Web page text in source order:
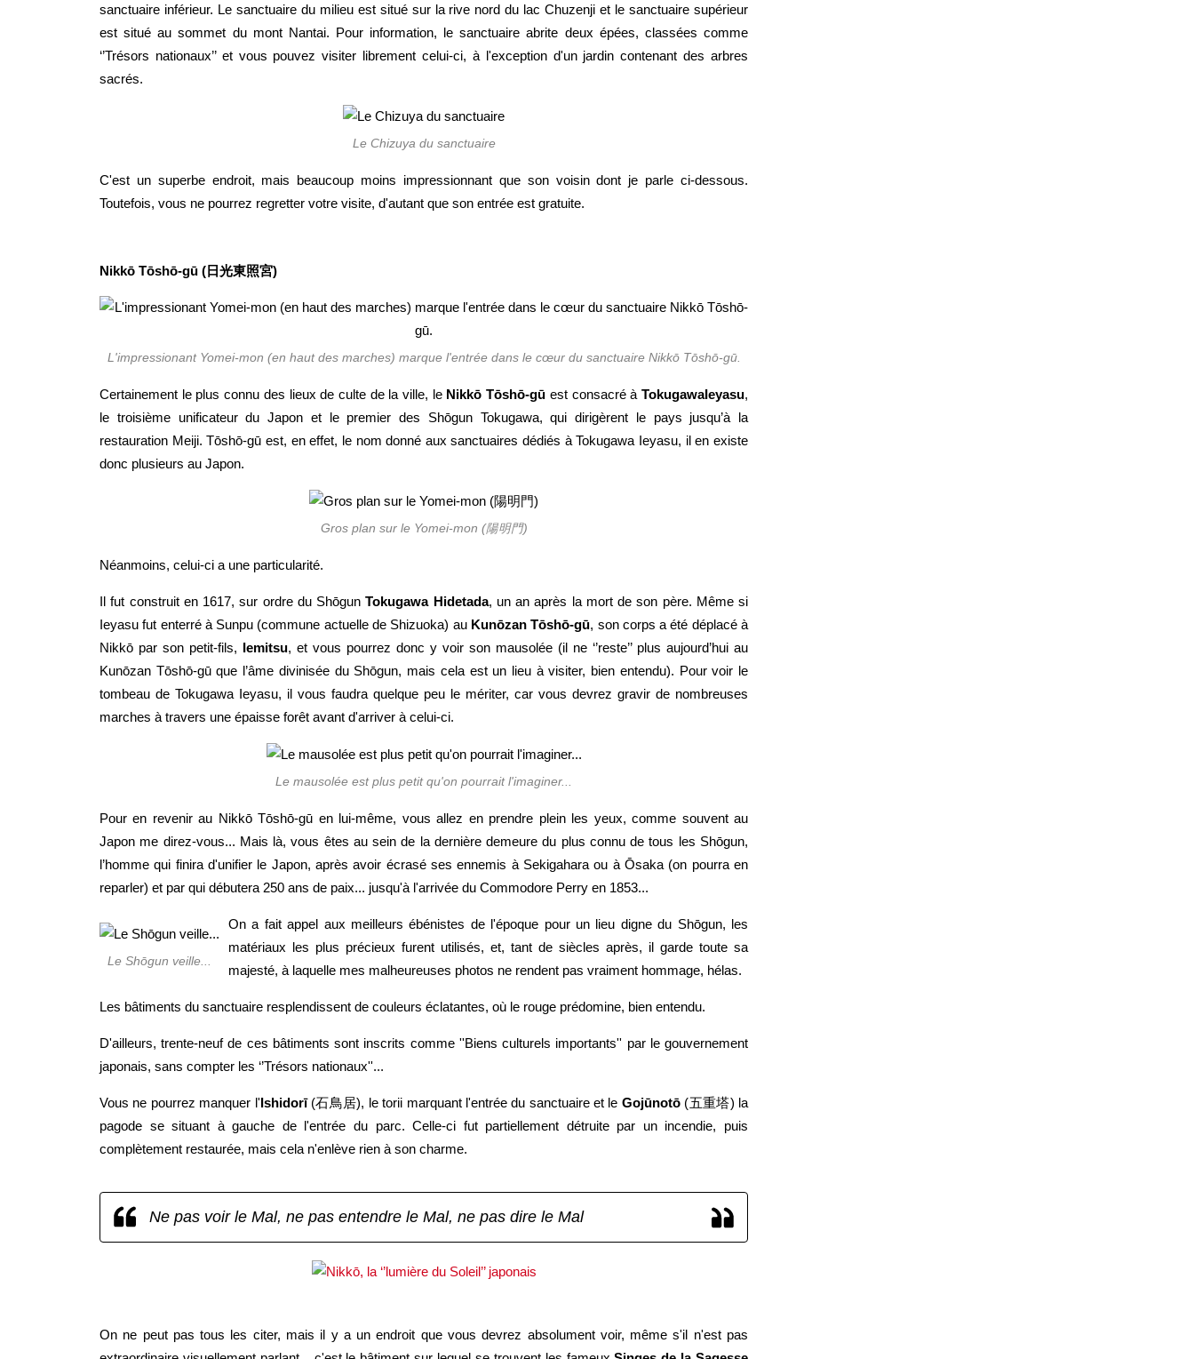
sanctuaire inférieur. Le sanctuaire du milieu est situé sur la rive nord du lac Chuzenji et le sanctuaire supérieur
est situé au sommet du mont Nantai. Pour information, le sanctuaire abrite deux épées, classées comme
‘’Trésors nationaux’’ et vous pouvez visiter librement celui-ci, à l'exception d'un jardin contenant des arbres
sacrés.
Le Chizuya du sanctuaire
C'est un superbe endroit, mais beaucoup moins impressionnant que son voisin dont je parle ci-dessous.
Toutefois, vous ne pourrez regretter votre visite, d'autant que son entrée est gratuite.
Nikkō Tōshō-gū (日光東照宮)
L'impressionant Yomei-mon (en haut des marches) marque l'entrée dans le cœur du sanctuaire Nikkō Tōshō-gū.
Certainement le plus connu des lieux de culte de la ville, le Nikkō Tōshō-gū est consacré àTokugawaIeyasu,
le troisième unificateur du Japon et le premier des Shōgun Tokugawa, qui dirigèrent le pays jusqu’à la
restauration Meiji. Tōshō-gū est, en effet, le nom donné aux sanctuaires dédiés à Tokugawa Ieyasu, il en existe
donc plusieurs au Japon.
Gros plan sur le Yomei-mon (陽明門)
Néanmoins, celui-ci a une particularité.
Il fut construit en 1617, sur ordre du ShōgunTokugawa Hidetada, un an après la mort de son père. Même si
Ieyasu fut enterré à Sunpu (commune actuelle de Shizuoka) au Kunōzan Tōshō-gū, son corps a été déplacé à
Nikkō par son petit-fils, Iemitsu, et vous pourrez donc y voir son mausolée (il ne ‘’reste’’ plus aujourd’hui au
Kunōzan Tōshō-gū que l’âme divinisée du Shōgun, mais cela est un lieu à visiter, bien entendu). Pour voir le
tombeau de Tokugawa Ieyasu, il vous faudra quelque peu le mériter, car vous devrez gravir de nombreuses
marches à travers une épaisse forêt avant d'arriver à celui-ci.
Le mausolée est plus petit qu'on pourrait l'imaginer...
Pour en revenir au Nikkō Tōshō-gū en lui-même, vous allez en prendre plein les yeux, comme souvent au
Japon me direz-vous... Mais là, vous êtes au sein de la dernière demeure du plus connu de tous les Shōgun,
l’homme qui finira d'unifier le Japon, après avoir écrasé ses ennemis à Sekigahara ou à Ōsaka (on pourra en
reparler) et par qui débutera 250 ans de paix... jusqu'à l'arrivée du Commodore Perry en 1853...
Le Shōgun veille...
On a fait appel aux meilleurs ébénistes de l'époque pour un lieu digne du Shōgun, les
matériaux les plus précieux furent utilisés, et, tant de siècles après, il garde toute sa
majesté, à laquelle mes malheureuses photos ne rendent pas vraiment hommage, hélas.
Les bâtiments du sanctuaire resplendissent de couleurs éclatantes, où le rouge prédomine, bien entendu.
D'ailleurs, trente-neuf de ces bâtiments sont inscrits comme ''Biens culturels importants'' par le gouvernement
japonais, sans compter les ‘’Trésors nationaux''...
Vous ne pourrez manquer l'Ishidorī(石鳥居), le torii marquant l'entrée du sanctuaire et le Gojūnotō (五重塔) la
pagode se situant à gauche de l'entrée du parc. Celle-ci fut partiellement détruite par un incendie, puis
complètement restaurée, mais cela n'enlève rien à son charme.
Ne pas voir le Mal, ne pas entendre le Mal, ne pas dire le Mal
On ne peut pas tous les citer, mais il y a un endroit que vous devrez absolument voir, même s'il n'est pas